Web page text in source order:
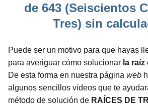
de 643 (Seiscientos
Tres) sin
Puede ser un motivo para que hayas
para averiguar cómo solucionar la
De esta forma en nuestra página web
algunos sencillos vídeos que te
método de solución de RAÍCES DE